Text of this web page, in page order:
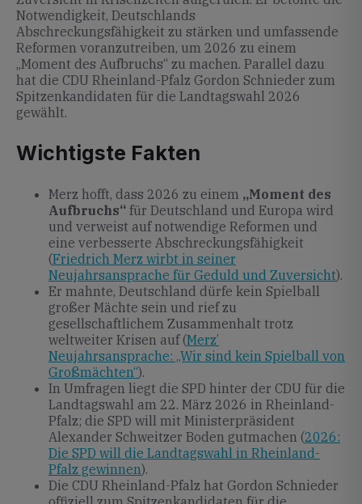
Notwendigkeit, Deutschlands
Abschreckungsfähigkeit zu stärken und umfassende
Reformen voranzutreiben, um 2026 zu einem
„Moment des Aufbruchs“ zu machen. Parallel dazu
hat die CDU Rheinland-Pfalz Gordon Schnieder zum
Spitzenkandidaten für die Landtagswahl 2026
gewählt.
Wichtigste Fakten
Merz hofft, dass 2026 zu einem „Moment des
Aufbruchs“ für Deutschland und Europa wird
und verweist auf notwendige Reformen und
eine verbesserte Abschreckungsfähigkeit
(Friedrich Merz wirbt in seiner
Neujahrsansprache für Geduld und Zuversicht).
Er mahnte, Deutschland dürfe kein Spielball
großer Mächte sein und rief zu
gesellschaftlichem Zusammenhalt trotz
weltweiter Krisen auf (Merz’
Neujahrsansprache: „Wir sind kein Spielball von
Großmächten“).
In Umfragen liegt die SPD hinter der CDU für die
Landtagswahl am 22. März 2026 in Rheinland-
Pfalz; die SPD will mit Ministerpräsident
Alexander Schweitzer Boden gutmachen (2026:
Die SPD will die Landtagswahl in Rheinland-
Pfalz gewinnen).
Die CDU Rheinland-Pfalz hat Gordon Schnieder